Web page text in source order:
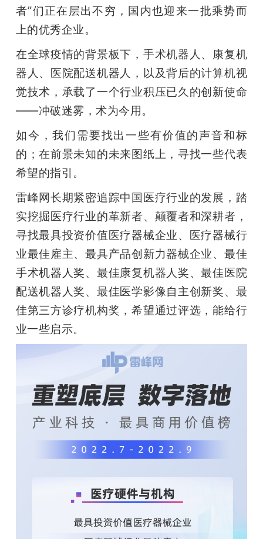
者”们正在层出不穷，国内也迎来一批乘势而
上的优秀企业。
在全球疫情的背景板下，手术机器人、康复机
器人、医院配送机器人，以及背后的计算机视
觉技术，承载了一个行业积压已久的创新使命
——冲破迷雾，术为今用。
如今，我们需要找出一些有价值的声音和标
的；在前景未知的未来图纸上，寻找一些代表
希望的指引。
雷峰网长期紧密追踪中国医疗行业的发展，踏
实挖掘医疗行业的革新者、颠覆者和深耕者，
寻找最具投资价值医疗器械企业、医疗器械行
业最佳雇主、最具产品创新力器械企业、最佳
手术机器人奖、最佳康复机器人奖、最佳医院
配送机器人奖、最佳医学影像自主创新奖、最
佳第三方诊疗机构奖，希望通过评选，能给行
业一些启示。